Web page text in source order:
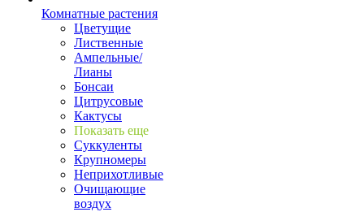
Комнатные растения
Цветущие
Лиственные
Ампельные/
Лианы
Бонсаи
Цитрусовые
Кактусы
Показать еще
Суккуленты
Крупномеры
Неприхотливые
Очищающие
воздух